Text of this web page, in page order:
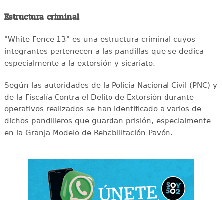
Estructura criminal
"White Fence 13" es una estructura criminal cuyos
integrantes pertenecen a las pandillas que se dedica
especialmente a la extorsión y sicariato.
Según las autoridades de la Policía Nacional Civil (PNC) y
de la Fiscalía Contra el Delito de Extorsión durante
operativos realizados se han identificado a varios de
dichos pandilleros que guardan prisión, especialmente
en la Granja Modelo de Rehabilitación Pavón.